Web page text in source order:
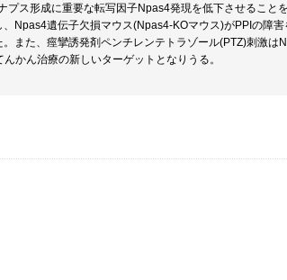
ス形成に重要な転写因子Npas4発現を低下させること
Npas4遺伝子欠損マウス(Npas4-KOマウス)がPPIの障
また、痙攣誘発剤ペンチレンテトラゾール(PTZ)刺激は
かん治療の新しいターゲットとなりうる。